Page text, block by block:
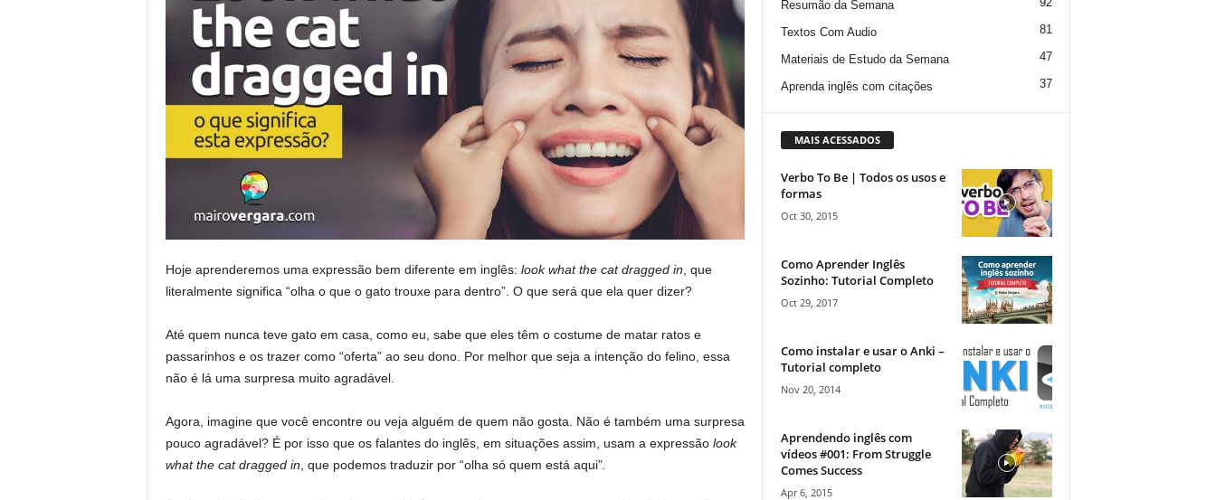
Hoje aprenderemos uma expressão bem diferente em inglês: look what the cat dragged in , que
literalmente significa “olha o que o gato trouxe para dentro”. O que será que ela quer dizer?
Até quem nunca teve gato em casa, como eu, sabe que eles têm o costume de matar ratos e
passarinhos e os trazer como “oferta” ao seu dono. Por melhor que seja a intenção do felino, essa
não é lá uma surpresa muito agradável.
Agora, imagine que você encontre ou veja alguém de quem não gosta. Não é também uma surpresa
pouco agradável? É por isso que os falantes do inglês, em situações assim, usam a expressão look
what the cat dragged in , que podemos traduzir por “olha só quem está aqui”.
Resumão da Semana
Textos Com Audio 81
Materiais de Estudo da Semana 47
Aprenda inglês com citações 37
MAIS ACESSADOS
Verbo To Be | Todos os usos e
formas
Oct 30, 2015
Como Aprender Inglês
Sozinho: Tutorial Completo
Oct 29, 2017
Como instalar e usar o Anki –
Tutorial completo
Nov 20, 2014
Aprendendo inglês com
vídeos #001: From Struggle
Comes Success
Apr 6, 2015